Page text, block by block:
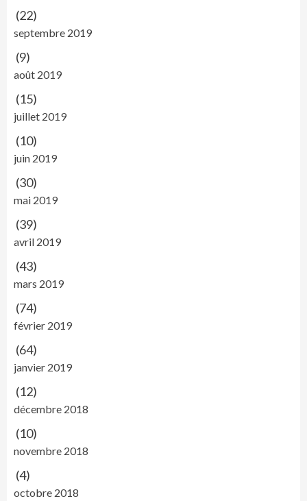
(22)
septembre 2019
(9)
août 2019
(15)
juillet 2019
(10)
juin 2019
(30)
mai 2019
(39)
avril 2019
(43)
mars 2019
(74)
février 2019
(64)
janvier 2019
(12)
décembre 2018
(10)
novembre 2018
(4)
octobre 2018